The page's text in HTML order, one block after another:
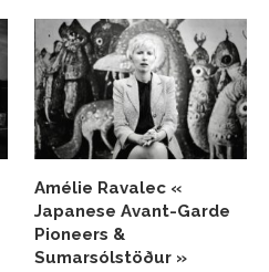
Amélie Ravalec «
Japanese Avant-Garde
Pioneers &
Sumarsólstöður »